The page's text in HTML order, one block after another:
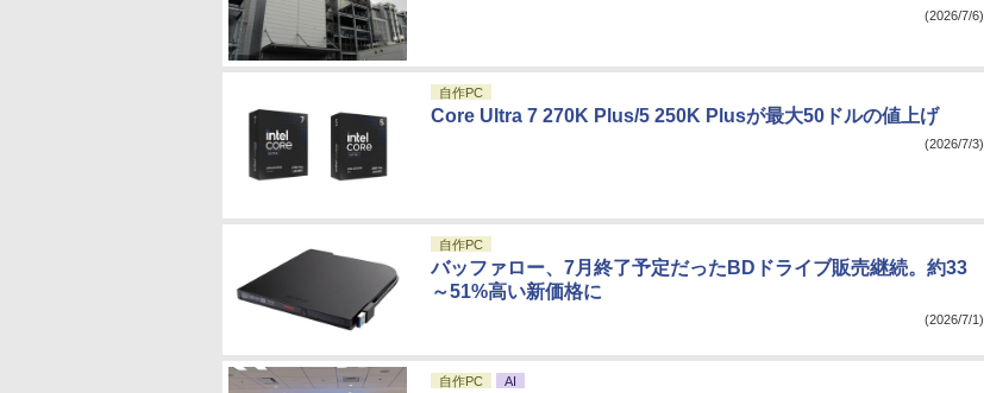
(2026/7/6)
自作PC
Core Ultra 7 270K Plus/5 250K Plusが最大50ドルの値上げ
(2026/7/3)
自作PC
バッファロー、7月終了予定だったBDドライブ販売継続。約33
～51%高い新価格に
(2026/7/1)
自作PC AI